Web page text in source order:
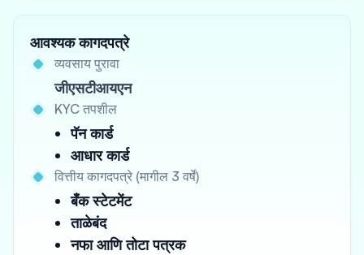
आवश्यक कागदपत्रे
व्यवसाय पुरावा
जीएसटीआयएन
KYC तपशील
पॅन कार्ड
आधार कार्ड
वित्तीय कागदपत्रे (मागील 3 वर्षे)
बँक स्टेटमेंट
ताळेबंद
नफा आणि तोटा पत्रक